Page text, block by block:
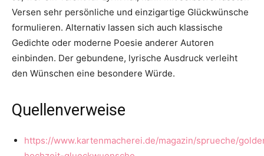
Versen sehr persönliche und einzigartige Glückwünsche
formulieren. Alternativ lassen sich auch klassische
Gedichte oder moderne Poesie anderer Autoren
einbinden. Der gebundene, lyrische Ausdruck verleiht
den Wünschen eine besondere Würde.
Quellenverweise
https://www.kartenmacherei.de/magazin/sprueche/